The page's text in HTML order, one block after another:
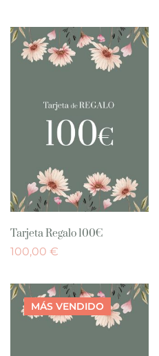
Tarjeta Regalo 100€
100,00 €
MÁS VENDIDO